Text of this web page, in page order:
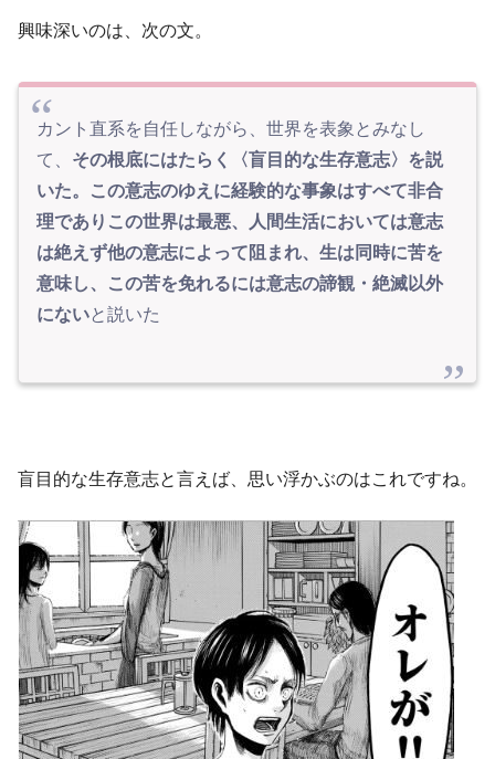
興味深いのは、次の文。
カント直系を自任しながら、世界を表象とみなし
て、 その根底にはたらく〈盲目的な生存意志〉を説
いた。この意志のゆえに経験的な事象はすべて非合
理でありこの世界は最悪、人間生活においては意志
は絶えず他の意志によって阻まれ、生は同時に苦を
意味し、この苦を免れるには意志の諦観・絶滅以外
にないと説いた
盲目的な生存意志と言えば、思い浮かぶのはこれですね。